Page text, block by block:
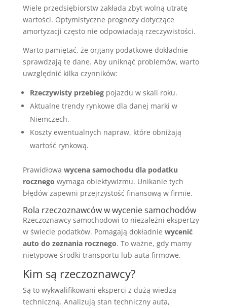
Wiele przedsiębiorstw zakłada zbyt wolną utratę
wartości. Optymistyczne prognozy dotyczące
amortyzacji często nie odpowiadają rzeczywistości.
Warto pamiętać, że organy podatkowe dokładnie
sprawdzają te dane. Aby uniknąć problemów, warto
uwzględnić kilka czynników:
Rzeczywisty przebiegpojazdu w skali roku.
Aktualne trendy rynkowe dla danej marki w
Niemczech.
Koszty ewentualnych napraw, które obniżają
wartość rynkową.
Prawidłowa wycena samochodu dla podatku
rocznego wymaga obiektywizmu. Unikanie tych
błędów zapewni przejrzystość finansową w firmie.
Rola rzeczoznawców w wycenie samochodów
Rzeczoznawcy samochodowi to niezależni ekspertzy
w świecie podatków. Pomagają dokładnie wycenić
auto do zeznania rocznego. To ważne, gdy mamy
nietypowe środki transportu lub auta firmowe.
Kim są rzeczoznawcy?
Są to wykwalifikowani eksperci z dużą wiedzą
techniczną. Analizują stan techniczny auta,